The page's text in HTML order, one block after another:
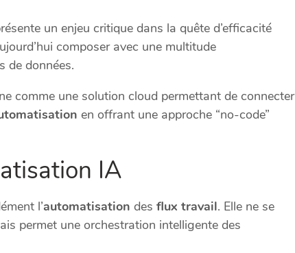
un enjeu critique dans la quête d’efficacité
composer avec une multitude
de données.
comme une solution cloud permettant de connecter
en offrant une approche “no-code”
IA
l’automatisation des flux travail. Elle ne se
permet une orchestration intelligente des